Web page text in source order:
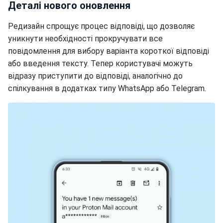
Деталі нового оновлення
Редизайн спрощує процес відповіді, що дозволяє
уникнути необхідності прокручувати все
повідомлення для вибору варіанта короткої відповіді
або введення тексту. Тепер користувачі можуть
відразу приступити до відповіді, аналогічно до
спілкування в додатках типу WhatsApp або Telegram.